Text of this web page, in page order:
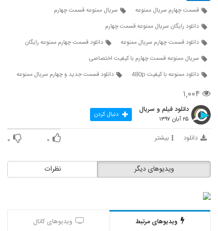
قسمت چهارم سریال ممنوعه
سریال ممنوعه قسمت چهارم
دانلود رایگان سریال ممنوعه قسمت چهارم
دانلود قسمت چهارم سریال ممنوعه
دانلود قسمت چهارم ممنوعه رایگان
سریال ممنوعه قسمت چهارم با کیفیت اختصاصی
دانلود ممنوعه با کیفیت 480p
دانلود قسمت جدید و چهارم سریال ممنوعه
۱,۰۰۴
دانلود فیلم و سریال
۲۵ آبان ۱۳۹۷ دنبال کردن
دانلود بیشتر ۰ ۰
نظرات ویدیوهای دیگر
ویدیوهای مرتبط ویدیوهای کانال